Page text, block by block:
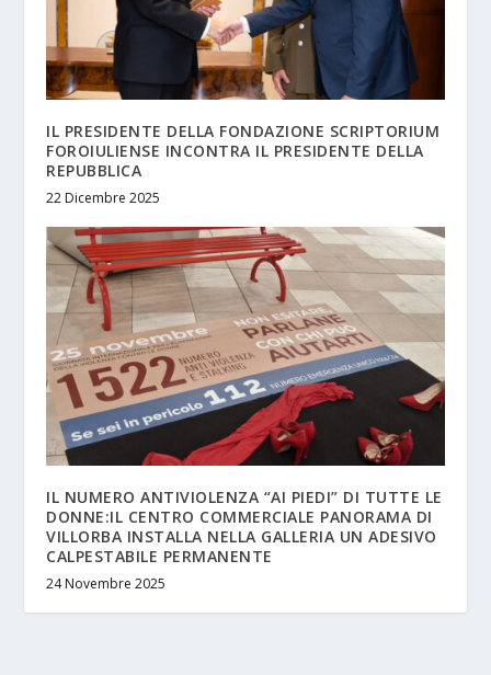
IL PRESIDENTE DELLA FONDAZIONE SCRIPTORIUM
FOROIULIENSE INCONTRA IL PRESIDENTE DELLA
REPUBBLICA
22 Dicembre 2025
IL NUMERO ANTIVIOLENZA “AI PIEDI” DI TUTTE LE
DONNE:IL CENTRO COMMERCIALE PANORAMA DI
VILLORBA INSTALLA NELLA GALLERIA UN ADESIVO
CALPESTABILE PERMANENTE
24 Novembre 2025